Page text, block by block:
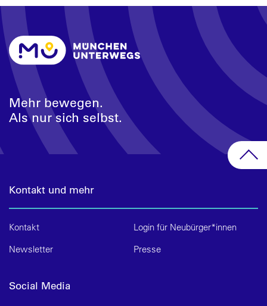
Mehr bewegen.
Als nur sich selbst.
Kontakt und mehr
Kontakt
Login für Neubürger*innen
Newsletter
Presse
Social Media